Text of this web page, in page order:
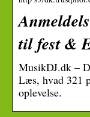
til fest &
MusikDJ.dk –
Læs, hvad 321
oplevelse.